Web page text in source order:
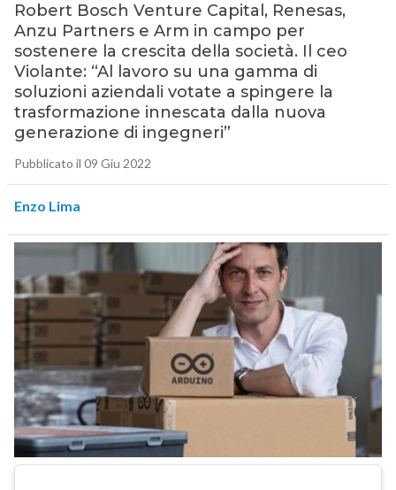
Robert Bosch Venture Capital, Renesas,
Anzu Partners e Arm in campo per
sostenere la crescita della società. Il ceo
Violante: “Al lavoro su una gamma di
soluzioni aziendali votate a spingere la
trasformazione innescata dalla nuova
generazione di ingegneri”
Pubblicato il 09 Giu 2022
Enzo Lima